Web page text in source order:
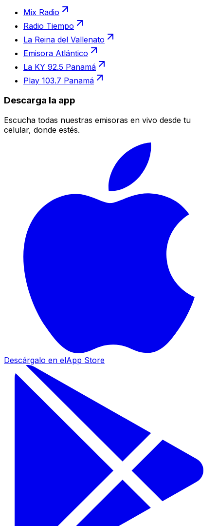
Mix Radio
Radio Tiempo
La Reina del Vallenato
Emisora Atlántico
La KY 92.5 Panamá
Play 103.7 Panamá
Descarga la app
Escucha todas nuestras emisoras en vivo desde tu
celular, donde estés.
Descárgalo en elApp Store